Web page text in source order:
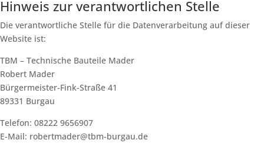
Hinweis zur verantwortlichen Stelle
Die verantwortliche Stelle für die Datenverarbeitung auf dieser
Website ist:
TBM – Technische Bauteile Mader
Robert Mader
Bürgermeister-Fink-Straße 41
89331 Burgau
Telefon: 08222 9656907
E-Mail: robertmader@tbm-burgau.de